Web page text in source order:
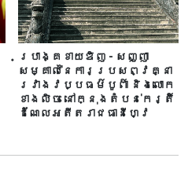
ប្រាង្គ​ខាយ​ឌិញ - សញ្ញា
សម្គាល់នៃការប្រសព្វគ្នា
រវាងវប្បធម៌បូព៌ា និងលោក
ខាងលិច នៅក្នុងតំបន់​កេរ្តិ៍
ដំណែលអតីតរាជធានីហ្វេ